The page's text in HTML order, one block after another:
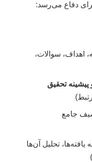
دفاع می‌رسد:
اهداف، سوالات،
تحقیق
جامع
یافته‌ها، تحلیل آن‌ها